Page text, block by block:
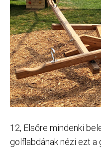
12, Elsőre mindenki
golflabdának nézi ezt a